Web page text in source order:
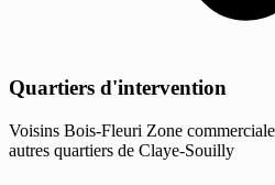
Quartiers d'intervention
Voisins Bois-Fleuri Zone commerciale
autres quartiers de Claye-Souilly